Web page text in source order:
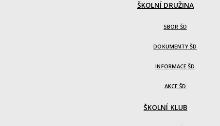
ŠKOLNÍ DRUŽINA
SBOR ŠD
DOKUMENTY ŠD
INFORMACE ŠD
AKCE ŠD
ŠKOLNÍ KLUB